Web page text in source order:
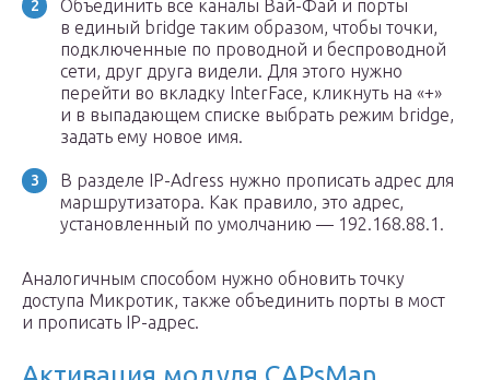
Объединить все каналы Вай-Фай и порты
в единый bridge таким образом, чтобы точки,
подключенные по проводной и беспроводной
сети, друг друга видели. Для этого нужно
перейти во вкладку InterFace, кликнуть на «+»
и в выпадающем списке выбрать режим bridge,
задать ему новое имя.
В разделе IP-Adress нужно прописать адрес для
маршрутизатора. Как правило, это адрес,
установленный по умолчанию — 192.168.88.1.
Аналогичным способом нужно обновить точку
доступа Микротик, также объединить порты в мост
и прописать IP-адрес.